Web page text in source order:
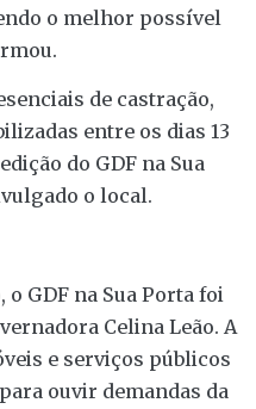
o melhor possível
de castração,
entre os dias 13
do GDF na Sua
o local.
GDF na Sua Porta foi
Celina Leão. A
e serviços públicos
ouvir demandas da